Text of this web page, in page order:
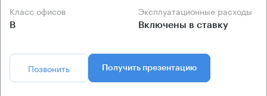
Класс офисов
B
Эксплуатационные расходы
Включены в ставку
Позвонить Получить презентацию